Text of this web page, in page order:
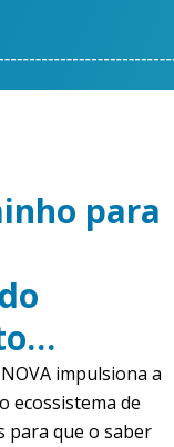
para
impulsiona a
ecossistema de
para que o saber